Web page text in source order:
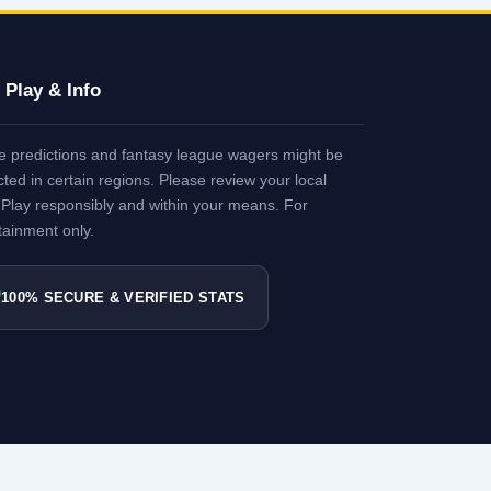
Play & Info
predictions and fantasy league wagers might be
in certain regions. Please review your local
responsibly and within your means. For
only.
100% SECURE & VERIFIED STATS